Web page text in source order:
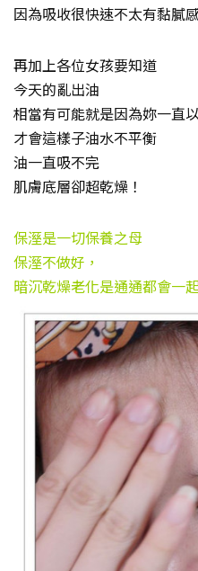
因為吸收很快速不太有黏膩
再加上各位女孩要知道
今天的亂出油
相當有可能就是因為妳一直
才會這樣子油水不平衡
油一直吸不完
肌膚底層卻超乾燥！
保溼是一切保養之母
保溼不做好，
暗沉乾燥老化是通通都會一